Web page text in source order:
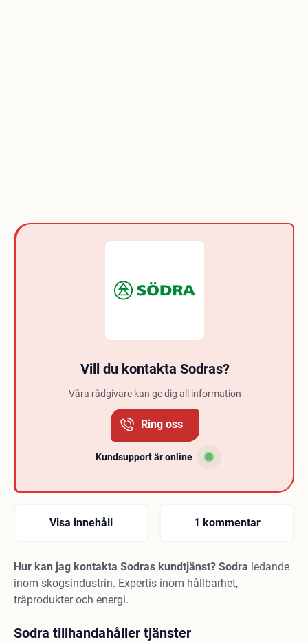
Vill du kontakta Sodras?
Våra rådgivare kan ge dig all information
Ring oss
Kundsupport är online
Visa innehåll 1 kommentar
Hur kan jag kontakta Sodras kundtjänst? Sodra ledande
inom skogsindustrin. Expertis inom hållbarhet,
träprodukter och energi.
Sodra tillhandahåller tjänster